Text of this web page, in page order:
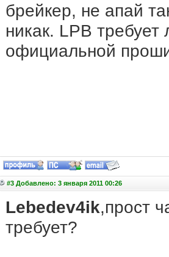
брейкер, не апай
никак. LPB
официальной
#3 Добавлено: 3 января 2011 00:26
Lebedev4ik,прост
требует?